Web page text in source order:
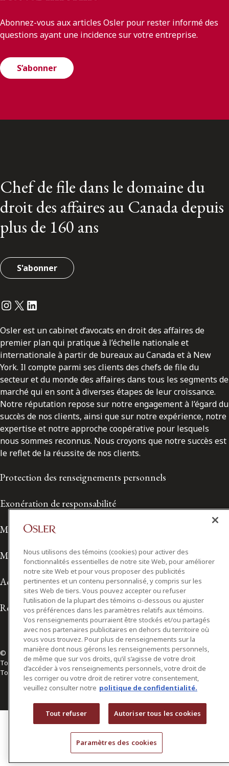
Abonnez-vous aux articles Osler pour rester informé des
questions ayant une incidence sur votre entreprise.
S’abonner
Chef de file dans le domaine du
droit des affaires au Canada depuis
plus de 160 ans
S'abonner
Instagram
Twitter
LinkedIn
Osler est un cabinet d’avocats en droit des affaires de
premier plan qui pratique à l’échelle nationale et
internationale à partir de bureaux au Canada et à New
York. Il compte parmi ses clients des chefs de file du
secteur et du monde des affaires dans tous les segments de
marché qui en sont à diverses étapes de leur croissance.
Notre réputation repose sur notre engagement à l’égard du
succès de nos clients, ainsi que sur notre expérience, notre
expertise et notre approche coopérative pour lesquels
nous sommes reconnus. Nous croyons que notre succès est
le reflet de la réussite de nos clients.
Protection des renseignements personnels
Exonération de responsabilité
Modalités de prestation de services
Modalités d'utilisation
Accessibilité
Relations avec les médias
© 2026 Osler, Hoskin & Harcourt S.E.N.C.R.L./s.r.l.
Tous droits réservés
Toronto | Montréal | Calgary | Vancouver | Ottawa | New York
Nous utilisons des témoins (cookies) pour activer des
fonctionnalités essentielles de notre site Web, pour améliorer
notre site Web et pour vous proposer des publicités
pertinentes et un contenu personnalisé, y compris sur les
sites Web de tiers. Vous pouvez accepter ou refuser
l’utilisation de la plupart des témoins ci-dessous ou ajuster
vos préférences dans les paramètres relatifs aux témoins.
Vos renseignements pourraient être stockés et/ou partagés
avec nos partenaires publicitaires en dehors du territoire où
vous vous trouvez. Pour plus de renseignements sur la
manière dont nous gérons les renseignements personnels,
de même que sur vos droits, qu’il s’agisse de votre droit
d’accéder à vos renseignements personnels, votre droit de
les corriger ou votre droit de retirer votre consentement,
veuillez consulter notre politique de confidentialité.
Tout refuser Autoriser tous les cookies
Paramètres des cookies